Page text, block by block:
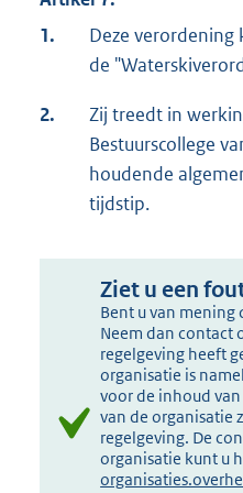
1.
Deze verordening
de
2.
Zij treedt in
Bestuurscollege
houdende
tijdstip.
Ziet u een
Bent u van mening
Neem dan contact
regelgeving heeft
organisatie is
voor de inhoud
van de organisatie
regelgeving. De
organisatie kunt u